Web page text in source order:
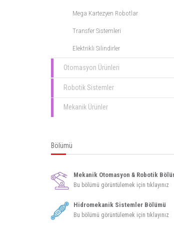
Mega Kartezyen Robotlar
Transfer Sistemleri
Elektrikli Silindirler
Otomasyon Ürünleri
Robotik Sistemler
Mekanik Ürünler
Bölümü
Mekanik Otomasyon & Robotik
Bu bölümü görüntülemek için tıklayınız
Hidromekanik Sistemler Bölümü
Bu bölümü görüntülemek için tıklayınız